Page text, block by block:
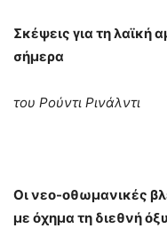
Σκέψεις για τη λαϊκή
σήμερα
του Ρούντι Ρινάλντι
Οι νεο-οθωμανικές
με όχημα τη διεθνή